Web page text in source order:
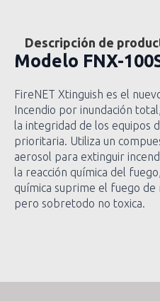
Descripción de
Modelo FNX-
FireNET Xtinguish es el
Incendio por inundación
la integridad de los equipos
prioritaria. Utiliza un
aerosol para extinguir
la reacción química del
química suprime el fuego
pero sobretodo no toxica.